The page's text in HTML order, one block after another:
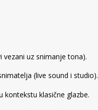
vezani uz snimanje tona).
(live sound i studio).
kontekstu klasične glazbe.